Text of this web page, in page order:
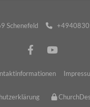
Schenefeld 